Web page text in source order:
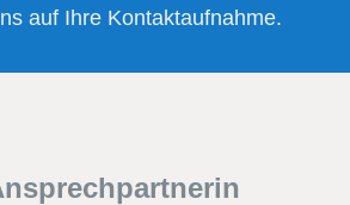
auf Ihre Kontaktaufnahme.